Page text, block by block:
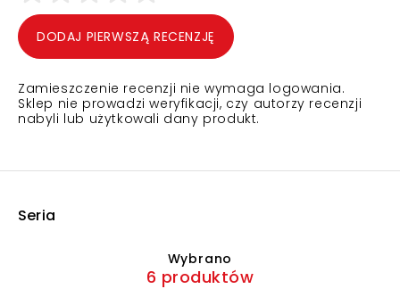
DODAJ PIERWSZĄ RECENZJĘ
Zamieszczenie recenzji nie wymaga logowania.
Sklep nie prowadzi weryfikacji, czy autorzy recenzji
nabyli lub użytkowali dany produkt.
Seria
Wybrano
6 produktów